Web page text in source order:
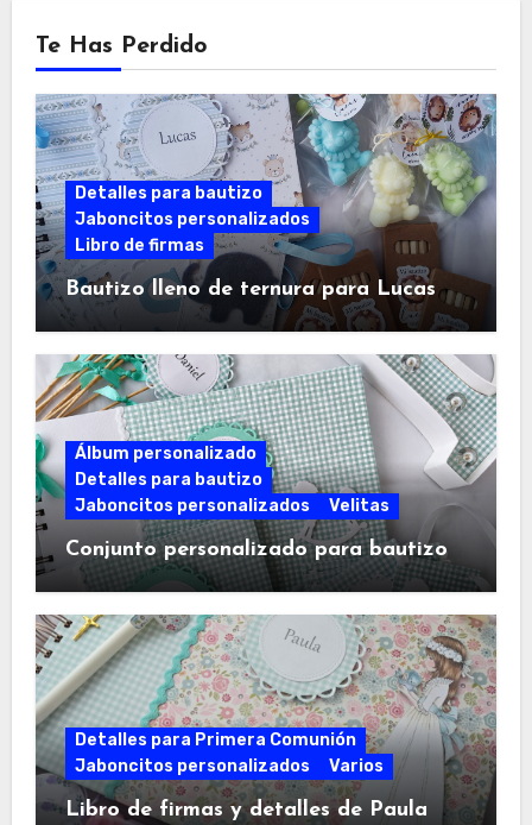
Te Has Perdido
Detalles para bautizo
Jaboncitos personalizados
Libro de firmas
Bautizo lleno de ternura para Lucas
Álbum personalizado
Detalles para bautizo
Jaboncitos personalizados
Velitas
Conjunto personalizado para bautizo
Detalles para Primera Comunión
Jaboncitos personalizados
Varios
Libro de firmas y detalles de Paula